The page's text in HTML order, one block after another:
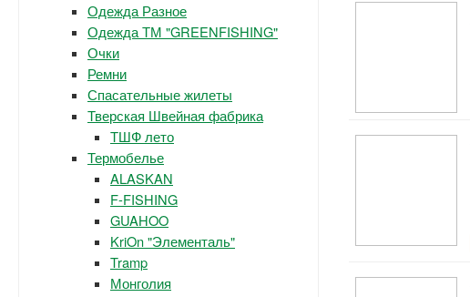
Одежда Разное
Одежда ТМ "GREENFISHING"
Очки
Ремни
Спасательные жилеты
Тверская Швейная фабрика
ТШФ лето
Термобелье
ALASKAN
F-FISHING
GUAHOO
KriOn "Элементаль"
Tramp
Монголия